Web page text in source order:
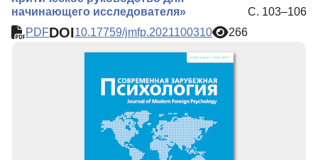
начинающего исследователя»
С. 103–106
PDFDOI10.17759/jmfp.2021100310 266